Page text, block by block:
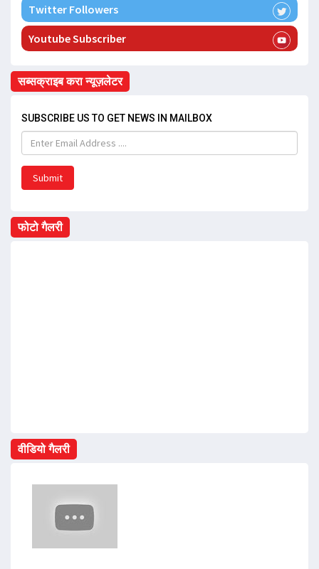
Twitter Followers
Youtube Subscriber
सब्सक्राइब करा न्यूज़लेटर
SUBSCRIBE US TO GET NEWS IN MAILBOX
Submit
फोटो गैलरी
वीडियो गैलरी